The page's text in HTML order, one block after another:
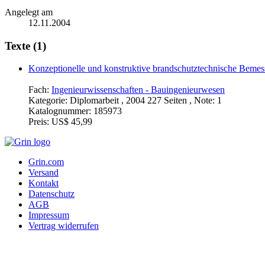
Angelegt am
12.11.2004
Texte (1)
Konzeptionelle und konstruktive brandschutztechnische
Fach: Ingenieurwissenschaften - Bauingenieurwesen
Kategorie: Diplomarbeit , 2004 227 Seiten , Note: 1
Katalognummer: 185973
Preis: US$ 45,99
Grin.com
Versand
Kontakt
Datenschutz
AGB
Impressum
Vertrag widerrufen